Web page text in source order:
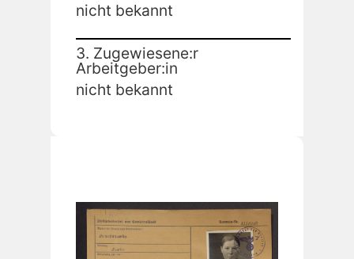
nicht bekannt
3. Zugewiesene:r
Arbeitgeber:in
nicht bekannt